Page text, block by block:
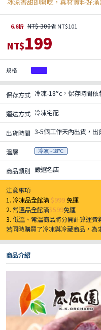
6.6折 NT$ 300省 NT$101
NT$199
規格
保存方式 冷凍-18°c，保存時間依
運送方式 冷凍宅配
出貨時間 3-5個工作天內出貨，
溫層 冷凍 -18°C
商品類別 嚴選名店
注意事項
1. 冷凍品全館滿 $999免運
2. 常溫品全館滿$599免運
3.低溫、常溫商品將分開計算運費
若同時購買了冷凍與冷藏商品，為
商品介紹